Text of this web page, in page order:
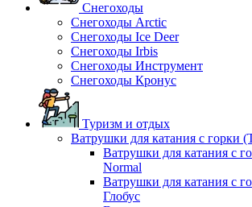
Снегоходы
Снегоходы Arctic
Снегоходы Ice Deer
Снегоходы Irbis
Снегоходы Инструмент
Снегоходы Кронус
Туризм и отдых
Ватрушки для катания с горки
Ватрушки для катания с
Normal
Ватрушки для катания с
Глобус